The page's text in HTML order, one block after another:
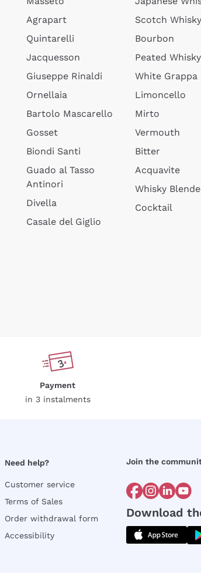
Agrapart
Quintarelli
Jacquesson
Giuseppe Rinaldi
Ornellaia
Bartolo Mascarello
Gosset
Biondi Santi
Guado al Tasso
Antinori
Divella
Casale del Giglio
Scotch Whisky
Bourbon
Peated Whisky
White Grappa
Limoncello
Mirto
Vermouth
Bitter
Acquavite
Whisky
Cocktail
Payment
in 3 instalments
Need help?
Customer service
Terms of Sales
Order withdrawal form
Accessibility
Join the
Download